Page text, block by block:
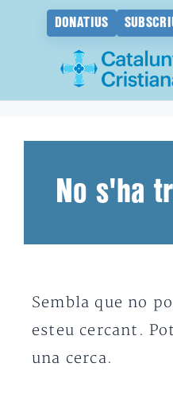
DONATIUS
No s'ha
Sembla que no
esteu cercant.
una cerca.